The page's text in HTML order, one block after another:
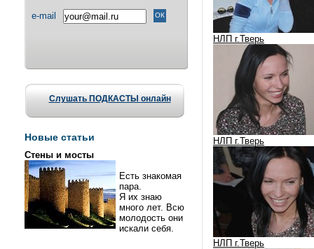
e-mail
Слушать ПОДКАСТЫ онлайн
Новые статьи
Стены и мосты
Есть знакомая
пара.
Я их знаю
много лет. Всю
молодость они
искали себя.
НЛП г.Тверь
НЛП г.Тверь
НЛП г.Тверь